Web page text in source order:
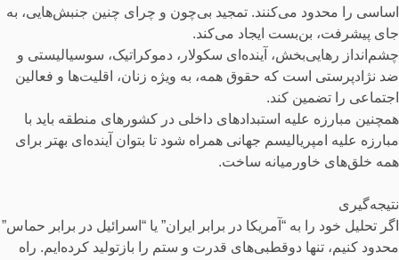
اساسی را محدود می‌کنند. تمجید بی‌چون و چرای چنین جنبش‌هایی، به
جای پیشرفت، بن‌بست ایجاد می‌کند.
چشم‌انداز رهایی‌بخش، آینده‌ای سکولار، دموکراتیک، سوسیالیستی و
ضد نژادپرستی است که حقوق همه، به ویژه زنان، اقلیت‌ها و فعالین
اجتماعی را تضمین کند.
همچنین مبارزه علیه استبدادهای داخلی در کشورهای منطقه باید با
مبارزه علیه امپریالیسم جهانی همراه شود تا بتوان آینده‌ای بهتر برای
همه خلق‌های خاورمیانه ساخت.
نتیجه‌گیری
اگر تحلیل خود را به “آمریکا در برابر ایران” یا “اسرائیل در برابر حماس”
محدود کنیم، تنها دوقطبی‌های قدرت و ستم را بازتولید کرده‌ایم. راه